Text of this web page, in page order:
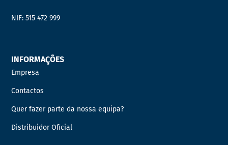
NIF: 515 472 999
INFORMAÇÕES
Empresa
Contactos
Quer fazer parte da nossa equipa?
Distribuidor Oficial